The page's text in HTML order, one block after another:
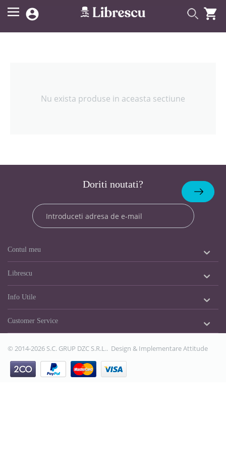
 
Nu exista produse in aceasta sectiune
Doriti noutati?
Abonare
Contul meu
Librescu
Info Utile
Customer Service
© 2014-2026 S.C. GRUP DZC S.R.L.. Design & ImplementareAttitude